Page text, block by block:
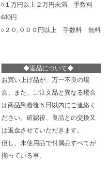
○１万円以上２万円未満 手数料
440円
○２０,０００円以上 手数料 無料
◆返品について◆
お買い上げ品が、万一不良の場
合、また、ご注文品と異なる場合
は商品到着後５日以内にご連絡く
ださい。確認後、良品との交換又
は返金させていただきます。
但し、未使用品で付属品すべてが
揃っている事。